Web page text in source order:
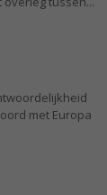
met Europa